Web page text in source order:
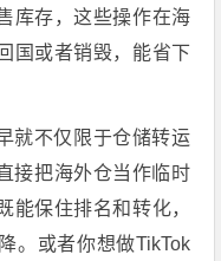
库存，这些操作在海
国或者销毁，能省下
就不仅限于仓储转运
接把海外仓当作临时
能保住排名和转化，
。或者你想做TikTok